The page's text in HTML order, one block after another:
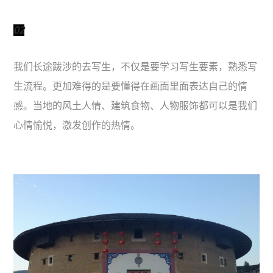
02
我们长途跋涉的去写生，不仅是要学习写生要素，熟悉写
生流程。更加难得的是要懂得在画面里面表达自己的情
感。当地的风土人情、建筑食物、人物服饰都可以是我们
心情愉悦，激发创作的热情。